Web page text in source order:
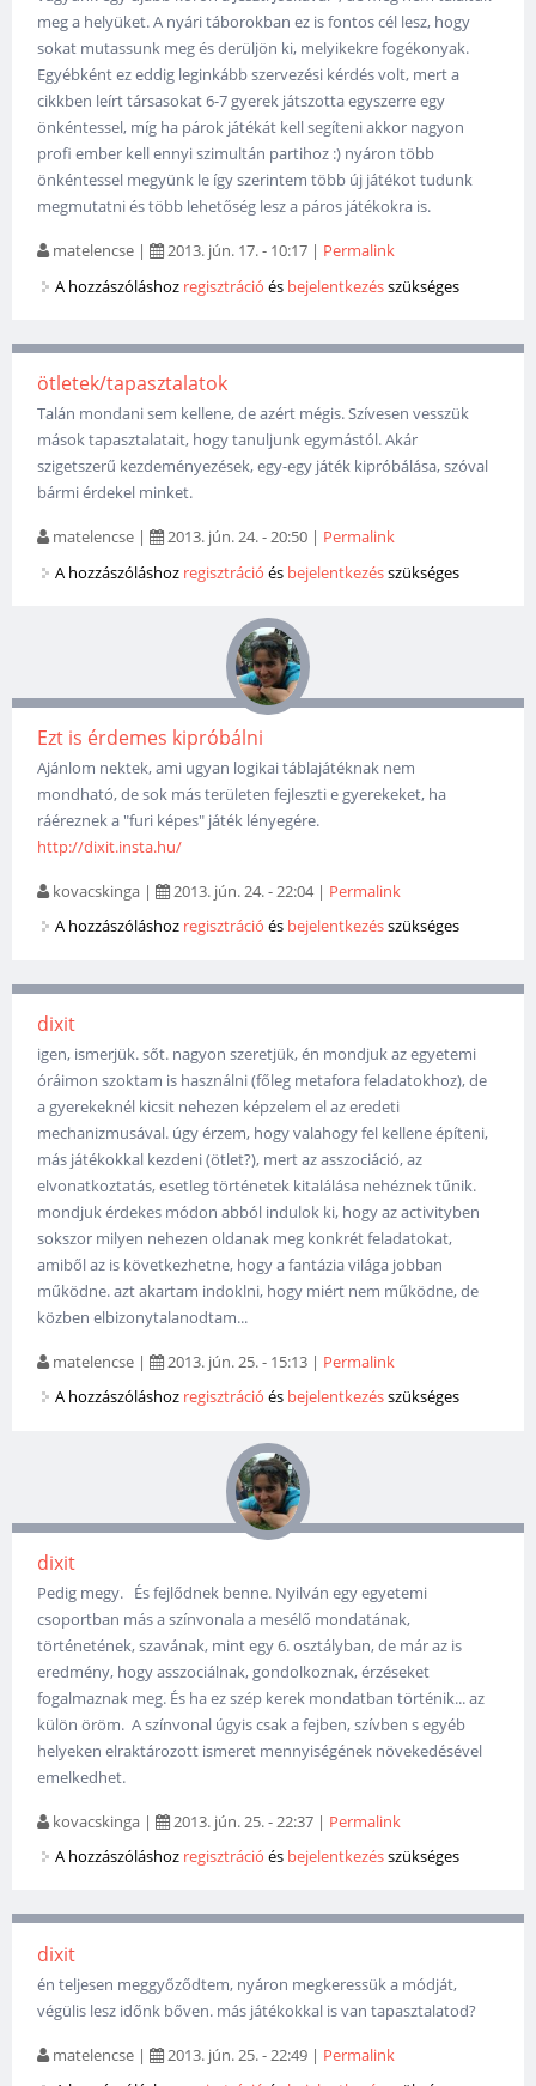
meg a helyüket. A nyári táborokban ez is fontos cél lesz, hogy
sokat mutassunk meg és derüljön ki, melyikekre fogékonyak.
Egyébként ez eddig leginkább szervezési kérdés volt, mert a
cikkben leírt társasokat 6-7 gyerek játszotta egyszerre egy
önkéntessel, míg ha párok játékát kell segíteni akkor nagyon
profi ember kell ennyi szimultán partihoz :) nyáron több
önkéntessel megyünk le így szerintem több új játékot tudunk
megmutatni és több lehetőség lesz a páros játékokra is.
matelencse | 2013. jún. 17. - 10:17 | Permalink
A hozzászóláshoz regisztráció és bejelentkezésszükséges
ötletek/tapasztalatok
Talán mondani sem kellene, de azért mégis. Szívesen vesszük
mások tapasztalatait, hogy tanuljunk egymástól. Akár
szigetszerű kezdeményezések, egy-egy játék kipróbálása, szóval
bármi érdekel minket.
matelencse | 2013. jún. 24. - 20:50 | Permalink
A hozzászóláshoz regisztráció és bejelentkezésszükséges
Ezt is érdemes kipróbálni
Ajánlom nektek, ami ugyan logikai táblajátéknak nem
mondható, de sok más területen fejleszti e gyerekeket, ha
ráéreznek a "furi képes" játék lényegére.
http://dixit.insta.hu/
kovacskinga | 2013. jún. 24. - 22:04| Permalink
A hozzászóláshoz regisztráció és bejelentkezésszükséges
dixit
igen, ismerjük. sőt. nagyon szeretjük, én mondjuk az egyetemi
óráimon szoktam is használni (főleg metafora feladatokhoz), de
a gyerekeknél kicsit nehezen képzelem el az eredeti
mechanizmusával. úgy érzem, hogy valahogy fel kellene építeni,
más játékokkal kezdeni (ötlet?), mert az asszociáció, az
elvonatkoztatás, esetleg történetek kitalálása nehéznek tűnik.
mondjuk érdekes módon abból indulok ki, hogy az activityben
sokszor milyen nehezen oldanak meg konkrét feladatokat,
amiből az is következhetne, hogy a fantázia világa jobban
működne. azt akartam indoklni, hogy miért nem működne, de
közben elbizonytalanodtam...
matelencse | 2013. jún. 25. - 15:13 | Permalink
A hozzászóláshoz regisztráció és bejelentkezésszükséges
dixit
Pedig megy. És fejlődnek benne. Nyilván egy egyetemi
csoportban más a színvonala a mesélő mondatának,
történetének, szavának, mint egy 6. osztályban, de már az is
eredmény, hogy asszociálnak, gondolkoznak, érzéseket
fogalmaznak meg. És ha ez szép kerek mondatban történik... az
külön öröm. A színvonal úgyis csak a fejben, szívben s egyéb
helyeken elraktározott ismeret mennyiségének növekedésével
emelkedhet.
kovacskinga | 2013. jún. 25. - 22:37 | Permalink
A hozzászóláshoz regisztráció és bejelentkezésszükséges
dixit
én teljesen meggyőződtem, nyáron megkeressük a módját,
végülis lesz időnk bőven. más játékokkal is van tapasztalatod?
matelencse | 2013. jún. 25. - 22:49 | Permalink